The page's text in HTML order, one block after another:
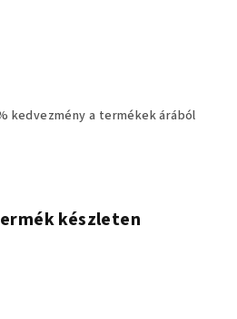
kedvezmény a termékek árából
készleten